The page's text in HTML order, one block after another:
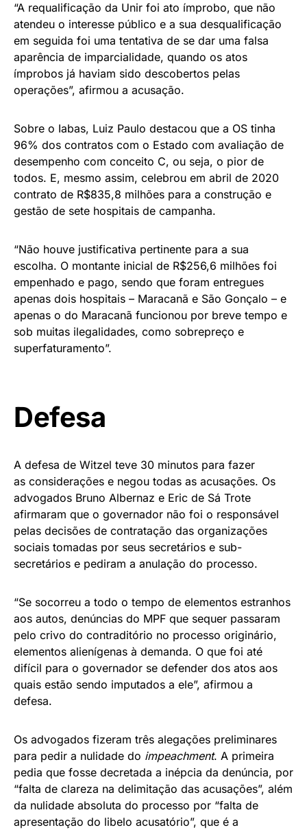
“A requalificação da Unir foi ato ímprobo, que não
atendeu o interesse público e a sua desqualificação
em seguida foi uma tentativa de se dar uma falsa
aparência de imparcialidade, quando os atos
ímprobos já haviam sido descobertos pelas
operações”, afirmou a acusação.
Sobre o Iabas, Luiz Paulo destacou que a OS tinha
96% dos contratos com o Estado com avaliação de
desempenho com conceito C, ou seja, o pior de
todos. E, mesmo assim, celebrou em abril de 2020
contrato de R$835,8 milhões para a construção e
gestão de sete hospitais de campanha.
“Não houve justificativa pertinente para a sua
escolha. O montante inicial de R$256,6 milhões foi
empenhado e pago, sendo que foram entregues
apenas dois hospitais – Maracanã e São Gonçalo – e
apenas o do Maracanã funcionou por breve tempo e
sob muitas ilegalidades, como sobrepreço e
superfaturamento”.
Defesa
A defesa de Witzel teve 30 minutos para fazer
as considerações e negou todas as acusações. Os
advogados Bruno Albernaz e Eric de Sá Trote
afirmaram que o governador não foi o responsável
pelas decisões de contratação das organizações
sociais tomadas por seus secretários e sub-
secretários e pediram a anulação do processo.
“Se socorreu a todo o tempo de elementos estranhos
aos autos, denúncias do MPF que sequer passaram
pelo crivo do contraditório no processo originário,
elementos alienígenas à demanda. O que foi até
difícil para o governador se defender dos atos aos
quais estão sendo imputados a ele”, afirmou a
defesa.
Os advogados fizeram três alegações preliminares
para pedir a nulidade do impeachment. A primeira
pedia que fosse decretada a inépcia da denúncia, por
“falta de clareza na delimitação das acusações”, além
da nulidade absoluta do processo por “falta de
apresentação do libelo acusatório”, que é a